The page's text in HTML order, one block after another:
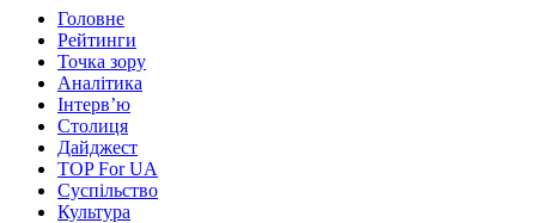
Головне
Рейтинги
Точка зору
Аналітика
Інтерв’ю
Столиця
Дайджест
TOP For UA
Суспiльство
Культура